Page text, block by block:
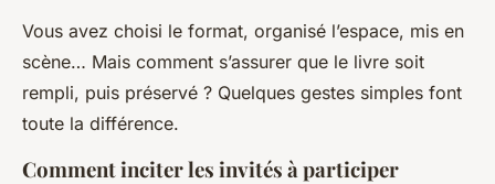
Vous avez choisi le format, organisé l’espace, mis en
scène… Mais comment s’assurer que le livre soit
rempli, puis préservé ? Quelques gestes simples font
toute la différence.
Comment inciter les invités à participer